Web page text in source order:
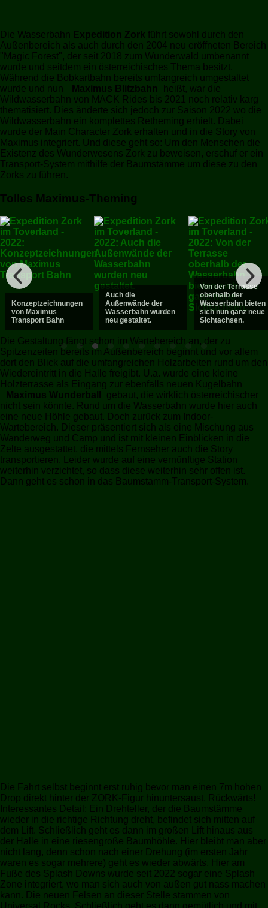
Die Wasserbahn Expedition Zork führt sowohl durch den
Außenbereich als auch durch den 2004 neu eröffneten Bereich
"Magic Forest", der seit 2018 zum Wunderwald umbenannt
wurde und seitdem ein österreichisches Thema besitzt.
Während die Bobkartbahn bereits umfangreich umgestaltet
wurde und nun
Maximus Blitzbahn
heißt, war die
Wildwasserbahn von MACK Rides bis 2021 noch relativ karg
thematisiert. Dies änderte sich jedoch zur Saison 2022 wo die
Wildwasserbahn ein komplettes Retheming erhielt. Dabei
wurde der Main Character Zork erhalten und in die Story von
Maximus integriert. Und diese geht so: Um den Menschen die
Existenz des Wunderwesens Zork zu beweisen, erschuf er ein
Transport-System mithilfe der Baumstämme um diese zu den
Zorks zu führen.
Tolles Maximus-Theming
Konzeptzeichnungen
von Maximus
Transport Bahn
Auch die
Außenwände der
Wasserbahn wurden
neu gestaltet.
Von der Terrasse
oberhalb der
Wasserbahn bieten
sich nun ganz neue
Sichtachsen.
Die Gestaltung fängt schon im Wartebereich an, der zu
Spitzenzeiten bereits im Außenbereich beginnt und vor allem
dort den Blick auf die umfangreichen Holzarbeiten rund um den
Wiedereintritt in die Halle freigibt. U.a. wurde eine kleine
Holzterrasse als Eingang zur ebenfalls neuen Kugelbahn
Maximus Wunderball
gebaut, die wirklich österreichischer
nicht sein könnte. Rund um die Wasserbahn wurde hier auch
eine neue Höhle gebaut. Doch zurück zum Indoor-
Wartebereich. Dieser präsentiert sich als eine Mischung aus
Wanderweg und Camp und ist mit kleinen Einblicken in die
Zelte ausgestattet, die mittels Fernseher auch die Story
transportieren. Leider wurde auf eine vernünftige Station
weiterhin verzichtet, so dass diese weiterhin sehr offen ist.
Dann geht es schon in das Baumstamm-Transport-System.
Die Fahrt selbst beginnt erst ruhig bevor man einen 7m hohen
Drop direkt hinter der ZORK-Figur hinuntersaust. Rückwärts!
Interessantes Detail: Ein Drehteller, der die Baumstämme
wieder in die richtige Richtung dreht, befindet sich mitten auf
dem Lift. Schließlich geht es dann im großen Lift hinaus aus
der Halle in eine riesengroße Baumhöhle. Hier bleibt man aber
nicht lang, denn schon nach einer Drehung (im ersten Jahr
waren es sogar mehrere) geht es wieder abwärts. Hier am
Fuße des Splash Downs wurde seit 2022 sogar eine Splash
Zone integriert, wo man sich auch von außen gut nass machen
kann. Die neuen Felsen an dieser Stelle stammen von